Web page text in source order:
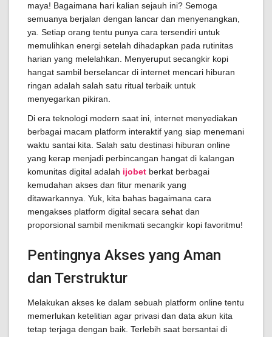
maya! Bagaimana hari kalian sejauh ini? Semoga
semuanya berjalan dengan lancar dan menyenangkan,
ya. Setiap orang tentu punya cara tersendiri untuk
memulihkan energi setelah dihadapkan pada rutinitas
harian yang melelahkan. Menyeruput secangkir kopi
hangat sambil berselancar di internet mencari hiburan
ringan adalah salah satu ritual terbaik untuk
menyegarkan pikiran.
Di era teknologi modern saat ini, internet menyediakan
berbagai macam platform interaktif yang siap menemani
waktu santai kita. Salah satu destinasi hiburan online
yang kerap menjadi perbincangan hangat di kalangan
komunitas digital adalah ijobet berkat berbagai
kemudahan akses dan fitur menarik yang
ditawarkannya. Yuk, kita bahas bagaimana cara
mengakses platform digital secara sehat dan
proporsional sambil menikmati secangkir kopi favoritmu!
Pentingnya Akses yang Aman
dan Terstruktur
Melakukan akses ke dalam sebuah platform online tentu
memerlukan ketelitian agar privasi dan data akun kita
tetap terjaga dengan baik. Terlebih saat bersantai di